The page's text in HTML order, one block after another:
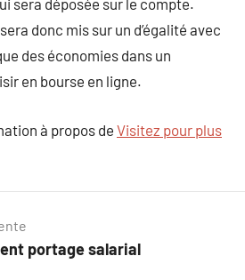
sera déposée sur le compte.
donc mis sur un d’égalité avec
des économies dans un
en bourse en ligne.
à propos de Visitez pour plus
portage salarial